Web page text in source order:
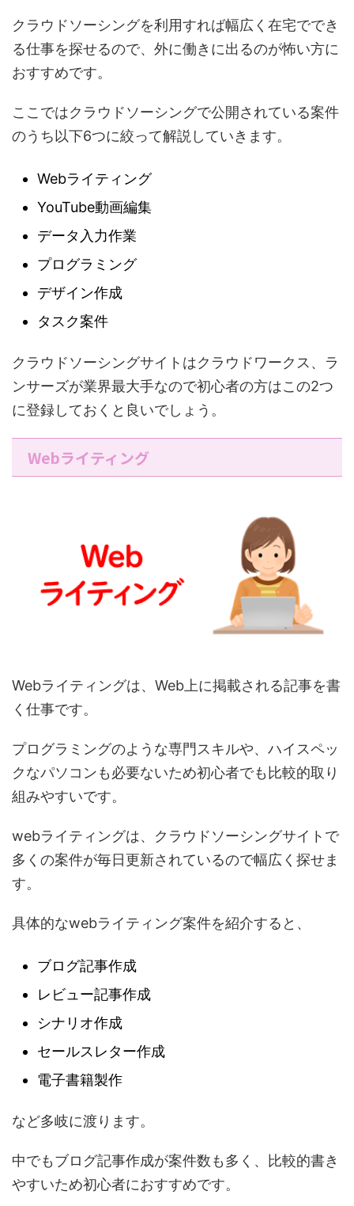
クラウドソーシングを利用すれば幅広く在宅ででき
る仕事を探せるので、外に働きに出るのが怖い方に
おすすめです。
ここではクラウドソーシングで公開されている案件
のうち以下6つに絞って解説していきます。
Webライティング
YouTube動画編集
データ入力作業
プログラミング
デザイン作成
タスク案件
クラウドソーシングサイトはクラウドワークス、ラ
ンサーズが業界最大手なので初心者の方はこの2つ
に登録しておくと良いでしょう。
Webライティング
Webライティングは、Web上に掲載される記事を書
く仕事です。
プログラミングのような専門スキルや、ハイスペッ
クなパソコンも必要ないため初心者でも比較的取り
組みやすいです。
webライティングは、クラウドソーシングサイトで
多くの案件が毎日更新されているので幅広く探せま
す。
具体的なwebライティング案件を紹介すると、
ブログ記事作成
レビュー記事作成
シナリオ作成
セールスレター作成
電子書籍製作
など多岐に渡ります。
中でもブログ記事作成が案件数も多く、比較的書き
やすいため初心者におすすめです。